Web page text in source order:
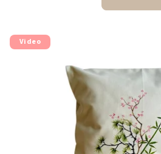
Video